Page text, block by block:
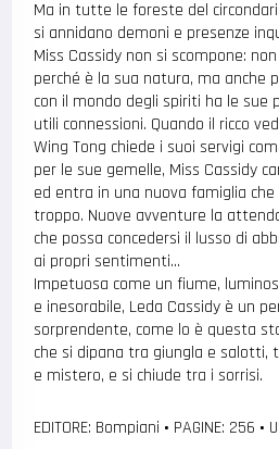
Ma in tutte le foreste del
si annidano demoni e presenze
Miss Cassidy non si scompone:
perché è la sua natura, ma anche
con il mondo degli spiriti ha le sue
utili connessioni. Quando il ricco
Wing Tong chiede i suoi servigi
per le sue gemelle, Miss Cassidy
ed entra in una nuova famiglia che
troppo. Nuove avventure la
che possa concedersi il lusso di
ai propri sentimenti…
Impetuosa come un fiume,
e inesorabile, Leda Cassidy è un
sorprendente, come lo è questa
che si dipana tra giungla e salotti,
e mistero, e si chiude tra i sorrisi.
EDITORE: Bompiani • PAGINE: 256 •